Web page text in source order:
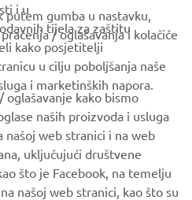
i u
tijela za zaštitu
kako posjetitelji
u cilju poboljšanja naše
i marketinških napora.
gumba u nastavku,
/ oglašavanja i kolačiće
oglašavanje kako bismo
naših proizvoda i usluga
našoj web stranici i na web
uključujući društvene
što je Facebook, na temelju
našoj web stranici, kao što su